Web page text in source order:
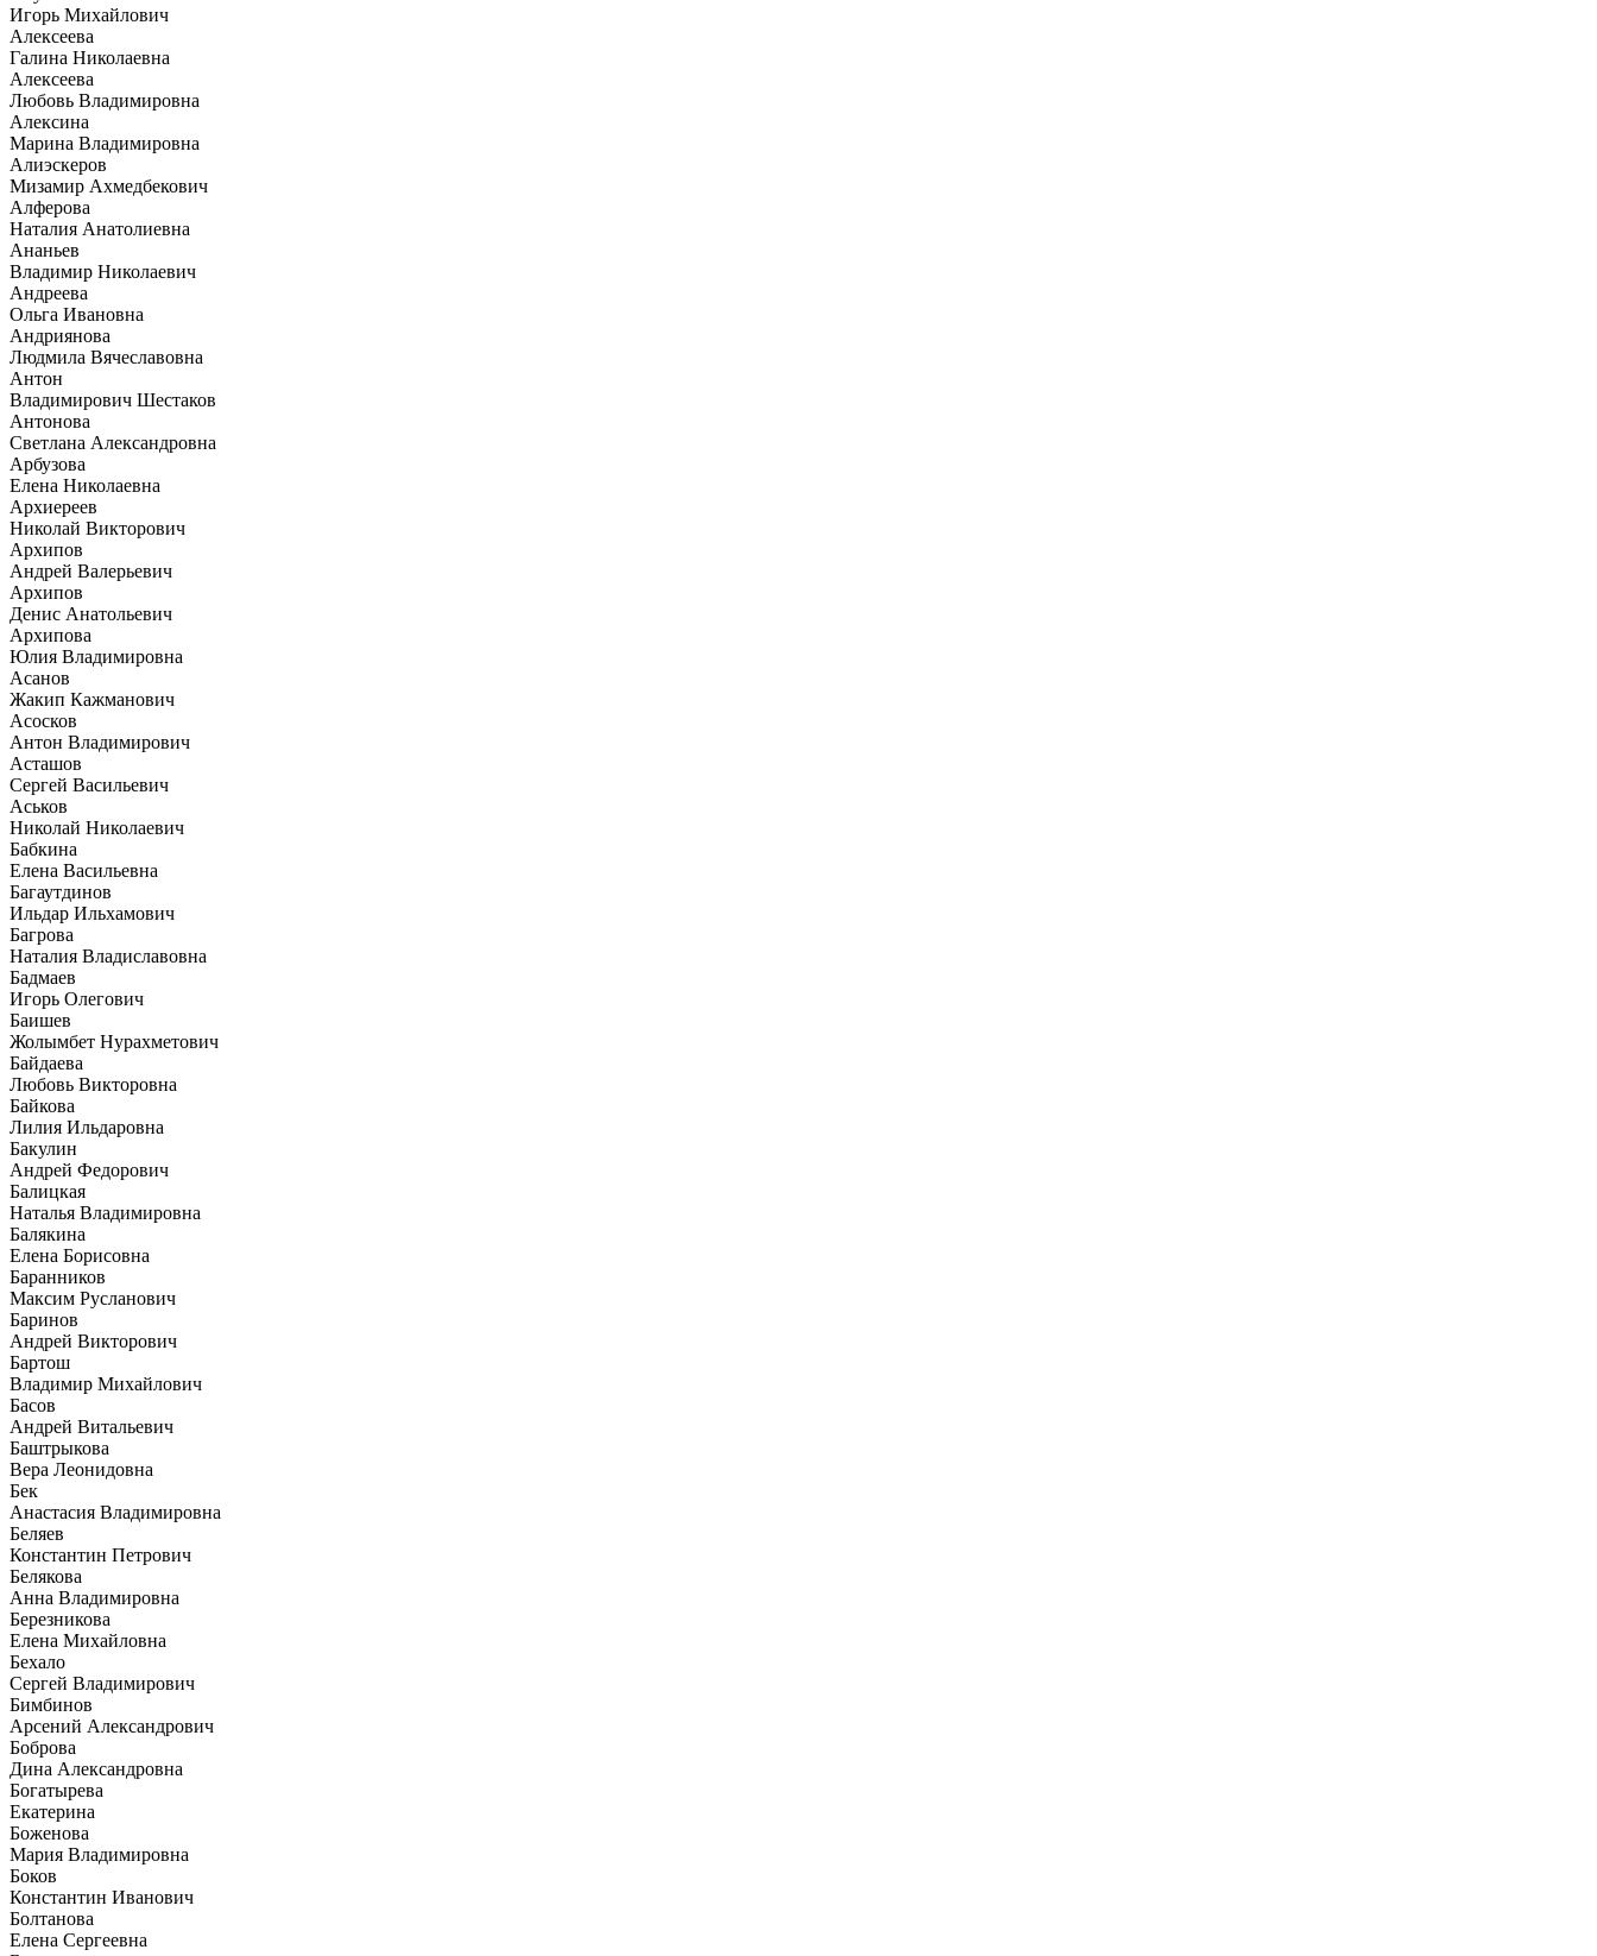
Игорь Михайлович
Алексеева
Галина Николаевна
Алексеева
Любовь Владимировна
Алексина
Марина Владимировна
Алиэскеров
Мизамир Ахмедбекович
Алферова
Наталия Анатолиевна
Ананьев
Владимир Николаевич
Андреева
Ольга Ивановна
Андриянова
Людмила Вячеславовна
Антон
Владимирович Шестаков
Антонова
Светлана Александровна
Арбузова
Елена Николаевна
Архиереев
Николай Викторович
Архипов
Андрей Валерьевич
Архипов
Денис Анатольевич
Архипова
Юлия Владимировна
Асанов
Жакип Кажманович
Асосков
Антон Владимирович
Асташов
Сергей Васильевич
Аськов
Николай Николаевич
Бабкина
Елена Васильевна
Багаутдинов
Ильдар Ильхамович
Багрова
Наталия Владиславовна
Бадмаев
Игорь Олегович
Баишев
Жолымбет Нурахметович
Байдаева
Любовь Викторовна
Байкова
Лилия Ильдаровна
Бакулин
Андрей Федорович
Балицкая
Наталья Владимировна
Балякина
Елена Борисовна
Баранников
Максим Русланович
Баринов
Андрей Викторович
Бартош
Владимир Михайлович
Басов
Андрей Витальевич
Баштрыкова
Вера Леонидовна
Бек
Анастасия Владимировна
Беляев
Константин Петрович
Белякова
Анна Владимировна
Березникова
Елена Михайловна
Бехало
Сергей Владимирович
Бимбинов
Арсений Александрович
Боброва
Дина Александровна
Богатырева
Екатерина
Боженова
Мария Владимировна
Боков
Константин Иванович
Болтанова
Елена Сергеевна